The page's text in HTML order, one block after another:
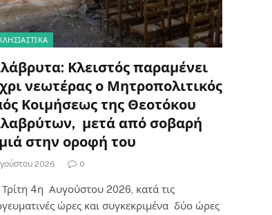
Κλειστός παραμένει
νεωτέρας ο Μητροπολιτικός
Κοιμήσεως της Θεοτόκου
μετά από σοβαρή
στην οροφή του
2026 0
Τρίτη 4η Αυγούστου 2026, κατά τις
ώρες και συγκεκριμένα δύο ώρες